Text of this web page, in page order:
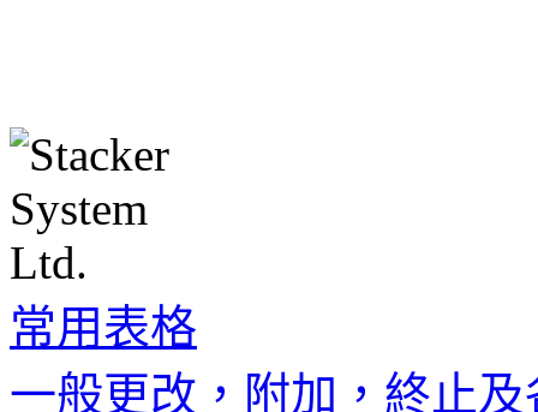
常用表格
一般更改，附加，終止